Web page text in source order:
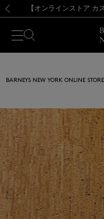
【夏季休業に伴う
熊本県を中心とした
【開催中】
【夏季休業に伴う
BARNEYS NEW YORK ONLINE STORE